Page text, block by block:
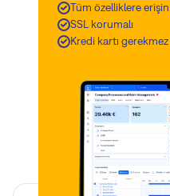
Tüm özelliklere erişin
SSL korumalı
Kredi kartı gerekmez